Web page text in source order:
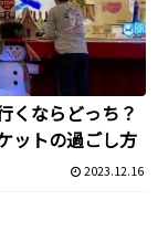
くならどっち？
ットの過ごし方
2023.12.16